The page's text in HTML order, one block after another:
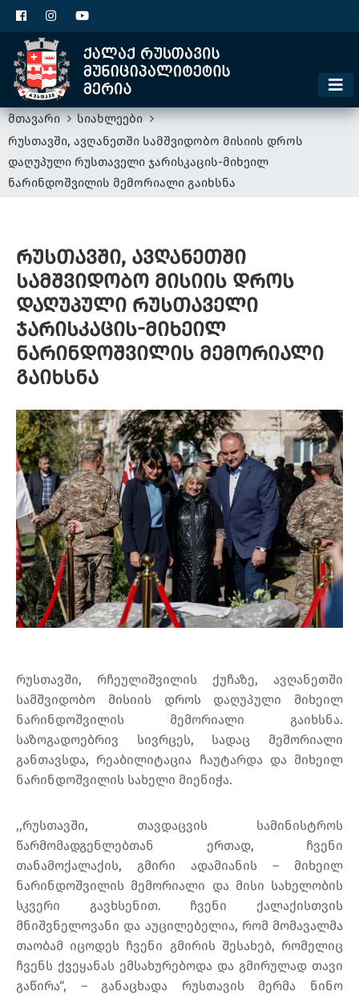
მთავარი
სიახლეები
რუსთავში, ავღანეთში სამშვიდობო მისიის დროს
დაღუპული რუსთაველი ჯარისკაცის-მიხეილ
ნარინდოშვილის მემორიალი გაიხსნა
რუსთავში, ავღანეთში
სამშვიდობო მისიის დროს
დაღუპული რუსთაველი
ჯარისკაცის-მიხეილ
ნარინდოშვილის მემორიალი
გაიხსნა
რუსთავში, რჩეულიშვილის ქუჩაზე, ავღანეთში
სამშვიდობო მისიის დროს დაღუპული მიხეილ
ნარინდოშვილის მემორიალი გაიხსნა.
საზოგადოებრივ სივრცეს, სადაც მემორიალი
განთავსდა, რეაბილიტაცია ჩაუტარდა და მიხეილ
ნარინდოშვილის სახელი მიენიჭა.
,,რუსთავში, თავდაცვის სამინისტროს
წარმომადგენლებთან ერთად, ჩვენი
თანამოქალაქის, გმირი ადამიანის – მიხეილ
ნარინდოშვილის მემორიალი და მისი სახელობის
სკვერი გავხსენით. ჩვენი ქალაქისთვის
მნიშვნელოვანი და აუცილებელია, რომ მომავალმა
თაობამ იცოდეს ჩვენი გმირის შესახებ, რომელიც
ჩვენს ქვეყანას ემსახურებოდა და გმირულად თავი
გაწირა“, – განაცხადა რუსთავის მერმა ნინო